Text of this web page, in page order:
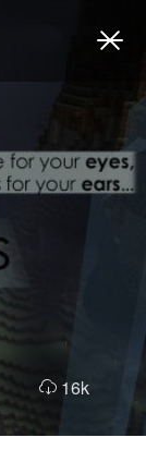
16k